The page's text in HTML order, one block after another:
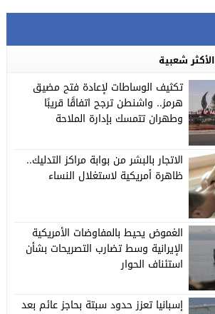
الأكثر شعبية
تكثيف الوساطات لإعادة فتح مضيق
هرمز.. واشنطن ترجح اتفاقًا قريبًا
وطهران تتمسك بإدارة الملاحة
الاتجار بالبشر من بوابة مراكز التدليك..
ظاهرة أمريكية لاستغلال النساء
الغموض يحيط بالمفاوضات الأمريكية
الإيرانية وسط تضارب التصريحات بشأن
استئناف الحوار
إسبانيا تعزز حدود سبتة بحاجز عائم بعد